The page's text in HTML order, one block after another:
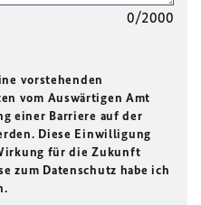
0/2000
vorstehenden
vom Auswärtigen Amt
einer Barriere auf der
Diese Einwilligung
für die Zukunft
zum Datenschutz habe ich